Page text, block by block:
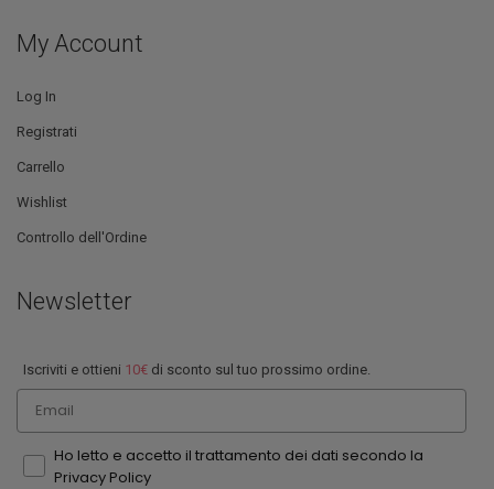
My Account
Log In
Registrati
Carrello
Wishlist
Controllo dell'Ordine
Newsletter
Iscriviti e ottieni 10€ di sconto sul tuo prossimo ordine.
Email
Ho letto e accetto il trattamento dei dati secondo la
Privacy Policy